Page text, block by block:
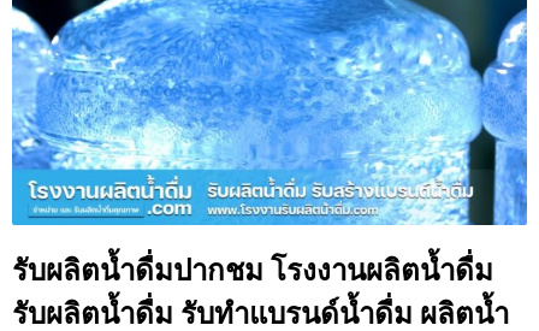
รับผลิตน้ำดื่มปากชม โรงงานผลิตน้ำดื่ม
รับผลิตน้ำดื่ม รับทำแบรนด์น้ำดื่ม ผลิตน้ำ